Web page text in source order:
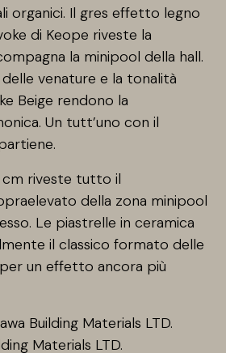
organici. Il gres effetto legno
di Keope riveste la
la minipool della hall.
venature e la tonalità
Beige rendono la
Un tutt’uno con il
riveste tutto il
della zona minipool
Le piastrelle in ceramica
il classico formato delle
un effetto ancora più
Building Materials LTD.
Materials LTD.